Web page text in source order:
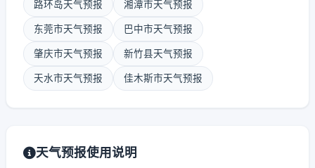
路环岛天气预报 湘潭市天气预报
东莞市天气预报 巴中市天气预报
肇庆市天气预报 新竹县天气预报
天水市天气预报 佳木斯市天气预报
天气预报使用说明